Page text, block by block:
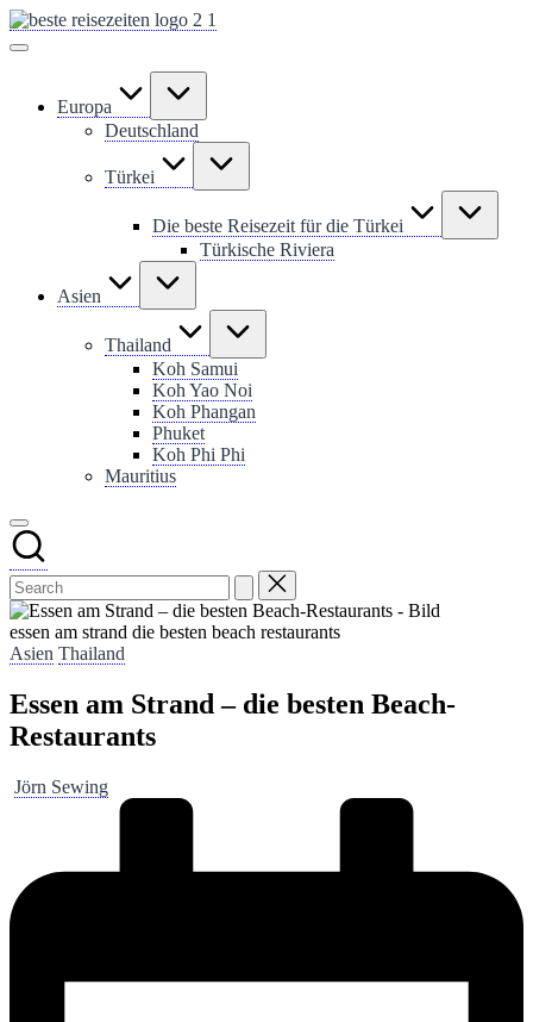
Skip
to
Europa
Deutschland
Türkei
Die beste Reisezeit für die Türkei
Türkische Riviera
Asien
Thailand
Koh Samui
Koh Yao Noi
Koh Phangan
Phuket
Koh Phi Phi
Mauritius
essen am strand die besten beach restaurants
Posted
Asien Thailand
Essen am Strand – die besten Beach-
Restaurants
Posted
Jörn Sewing